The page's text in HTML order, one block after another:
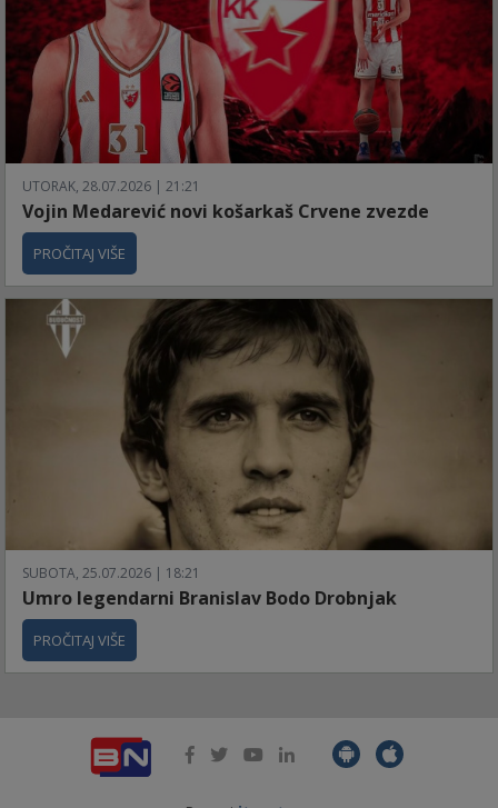
UTORAK, 28.07.2026 | 21:21
Vojin Medarević novi košarkaš Crvene zvezde
PROČITAJ VIŠE
SUBOTA, 25.07.2026 | 18:21
Umro legendarni Branislav Bodo Drobnjak
PROČITAJ VIŠE